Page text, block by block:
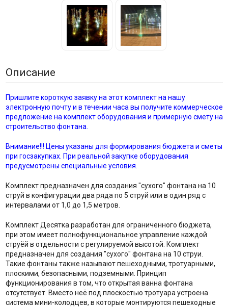
Описание
Пришлите короткую заявку на этот комплект на нашу
электронную почту и в течении часа вы получите коммерческое
предложение на комплект оборудования и примерную смету на
строительство фонтана.
Внимание!!! Цены указаны для формирования бюджета и сметы
при госзакупках. При реальной закупке оборудования
предусмотрены специальные условия.
Комплект предназначен для создания "сухого" фонтана на 10
струй в конфигурации два ряда по 5 струй или в один ряд с
интервалами от 1,0 до 1,5 метров.
Комплект Десятка разработан для ограниченного бюджета,
при этом имеет полнофункциональное управление каждой
струёй в отдельности с регулируемой высотой. Комплект
предназначен для создания "сухого" фонтана на 10 струи.
Такие фонтаны также называют пешеходными, тротуарными,
плоскими, безопасными, подземными. Принцип
функционирования в том, что открытая ванна фонтана
отсутствует. Вместо неё под плоскостью тротуара устроена
система мини-колодцев, в которые монтируются пешеходные